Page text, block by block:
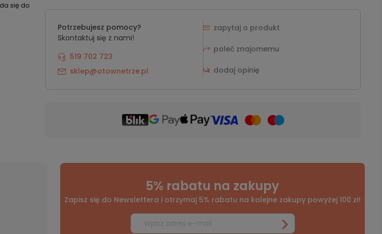
się do
Potrzebujesz pomocy?
Skontaktuj się z nami!
519 702 723
sklep@otownetrze.pl
zapytaj o produkt
poleć znajomemu
dodaj opinię
5% rabatu na zakupy
Zapisz się do Newslettera i otrzymaj 5% rabatu na kolejne zakupy powyżej 100 zł!